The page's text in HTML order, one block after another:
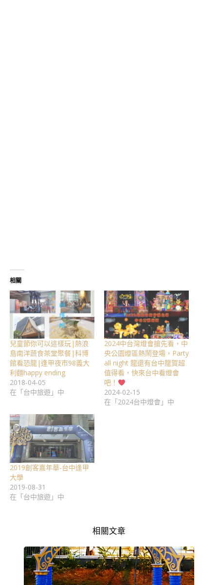
相關
兒童節你可以這樣玩|熱浪
島南洋蔬食茶堂聚餐|科博
館看恐龍|逢甲夜市98義大
利麵happy ending
2018-04-05
在「台中旅遊」中
2024中台灣燈會搶先看，中
央公園燈區熱鬧登場，Party
all night 龍還有台中龍賀超
值得看，快來台中看燈會
吧！
2024-02-15
在「2024台中燈會」中
2019創客嘉年華-台中逢甲
大學
2019-08-31
在「台中旅遊」中
相關文章